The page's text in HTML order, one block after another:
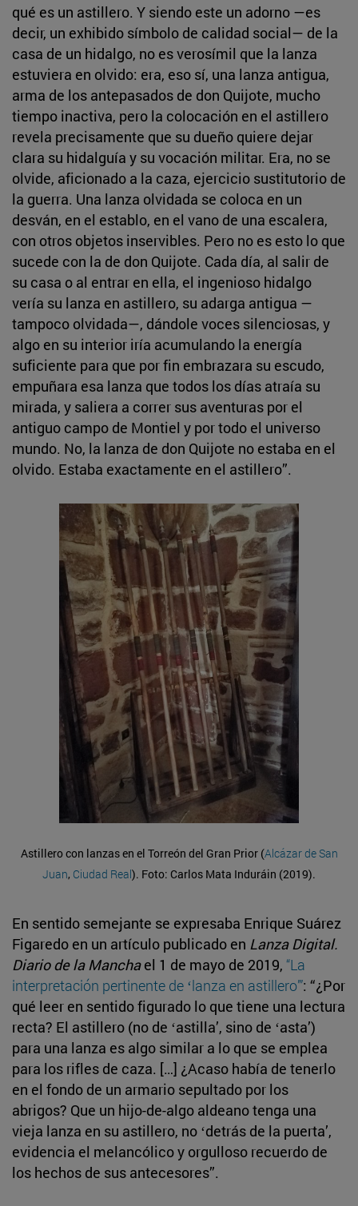
qué es un astillero. Y siendo este un adorno —es
decir, un exhibido símbolo de calidad social— de la
casa de un hidalgo, no es verosímil que la lanza
estuviera en olvido: era, eso sí, una lanza antigua,
arma de los antepasados de don Quijote, mucho
tiempo inactiva, pero la colocación en el astillero
revela precisamente que su dueño quiere dejar
clara su hidalguía y su vocación militar. Era, no se
olvide, aficionado a la caza, ejercicio sustitutorio de
la guerra. Una lanza olvidada se coloca en un
desván, en el establo, en el vano de una escalera,
con otros objetos inservibles. Pero no es esto lo que
sucede con la de don Quijote. Cada día, al salir de
su casa o al entrar en ella, el ingenioso hidalgo
vería su lanza en astillero, su adarga antigua —
tampoco olvidada—, dándole voces silenciosas, y
algo en su interior iría acumulando la energía
suficiente para que por fin embrazara su escudo,
empuñara esa lanza que todos los días atraía su
mirada, y saliera a correr sus aventuras por el
antiguo campo de Montiel y por todo el universo
mundo. No, la lanza de don Quijote no estaba en el
olvido. Estaba exactamente en el astillero”.
Astillero con lanzas en el Torreón del Gran Prior (Alcázar de San
Juan, Ciudad Real). Foto: Carlos Mata Induráin (2019).
En sentido semejante se expresaba Enrique Suárez
Figaredo en un artículo publicado en Lanza Digital.
Diario de la Manchael 1 de mayo de 2019, “La
interpretación pertinente de ʻlanza en astilleroʼ”: “¿Por
qué leer en sentido figurado lo que tiene una lectura
recta? El astillero (no de ʻastillaʼ, sino de ʻastaʼ)
para una lanza es algo similar a lo que se emplea
para los rifles de caza. […] ¿Acaso había de tenerlo
en el fondo de un armario sepultado por los
abrigos? Que un hijo-de-algo aldeano tenga una
vieja lanza en su astillero, no ʻdetrás de la puertaʼ,
evidencia el melancólico y orgulloso recuerdo de
los hechos de sus antecesores”.